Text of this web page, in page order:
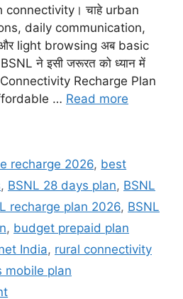
चाहे urban
daily communication,
light browsing अब basic
ने इसी जरूरत को ध्यान में
Recharge Plan
… Read more
recharge 2026, best
, BSNL 28 days plan, BSNL
recharge plan 2026, BSNL
, budget prepaid plan
India, rural connectivity
mobile plan